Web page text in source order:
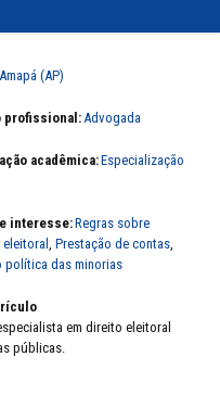
Amapá (AP)
profissional:Advogada
acadêmica:Especialização
interesse:Regras sobre
, Prestação de contas,
política das minorias
em direito eleitoral
públicas.